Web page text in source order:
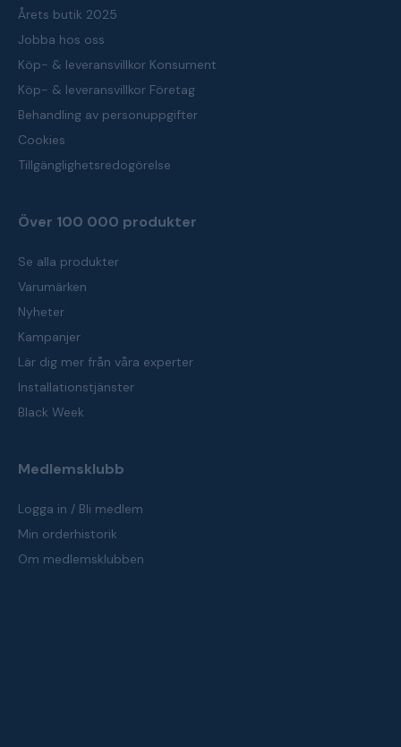
Årets butik 2025
Jobba hos oss
Köp- & leveransvillkor Konsument
Köp- & leveransvillkor Företag
Behandling av personuppgifter
Cookies
Tillgänglighetsredogörelse
Över 100 000 produkter
Se alla produkter
Varumärken
Nyheter
Kampanjer
Lär dig mer från våra experter
Installationstjänster
Black Week
Medlemsklubb
Logga in / Bli medlem
Min orderhistorik
Om medlemsklubben